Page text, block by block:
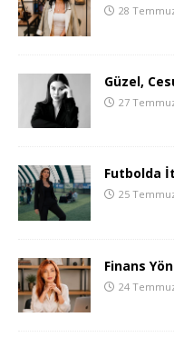
28
Güzel,
27
Futbolda
25
Finans
24